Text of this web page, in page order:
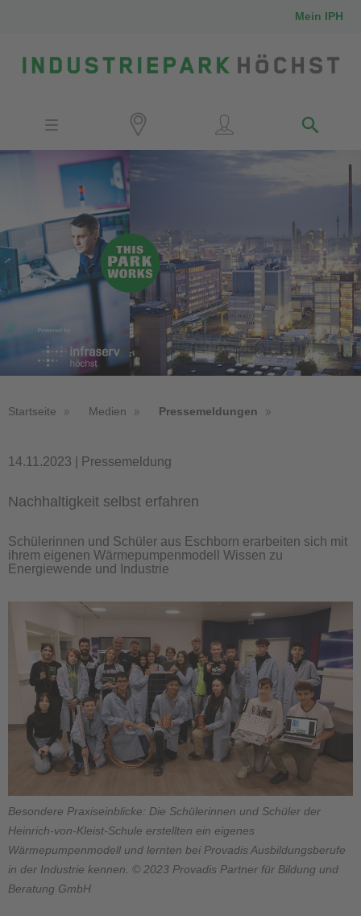
Mein IPH
IPH-Mitarbeiter
Kontakt
Anfahrt
Startseite Medien Pressemeldungen
14.11.2023 | Pressemeldung
Nachhaltigkeit selbst erfahren
Schülerinnen und Schüler aus Eschborn erarbeiten sich mit
ihrem eigenen Wärmepumpenmodell Wissen zu
Energiewende und Industrie
Besondere Praxiseinblicke: Die Schülerinnen und Schüler der
Heinrich-von-Kleist-Schule erstellten ein eigenes
Wärmepumpenmodell und lernten bei Provadis Ausbildungsberufe
in der Industrie kennen. © 2023 Provadis Partner für Bildung und
Beratung GmbH